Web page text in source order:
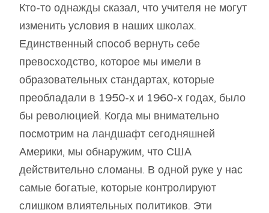
Кто-то однажды сказал, что учителя не могут
изменить условия в наших школах.
Единственный способ вернуть себе
превосходство, которое мы имели в
образовательных стандартах, которые
преобладали в 1950-х и 1960-х годах, было
бы революцией. Когда мы внимательно
посмотрим на ландшафт сегодняшней
Америки, мы обнаружим, что США
действительно сломаны. В одной руке у нас
самые богатые, которые контролируют
слишком влиятельных политиков. Эти